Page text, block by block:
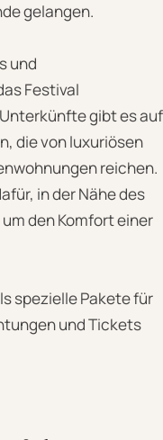
gelangen.
und
Festival
gibt es auf
die von luxuriösen
reichen.
in der Nähe des
den Komfort einer
spezielle Pakete für
und Tickets